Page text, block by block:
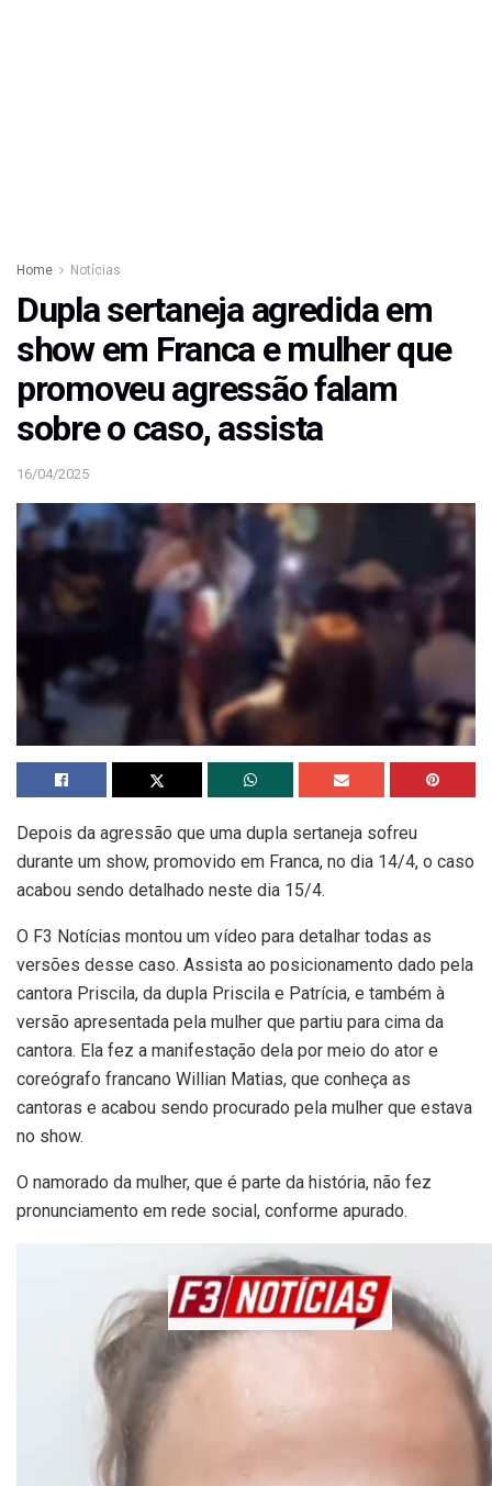
Home Notícias
Dupla sertaneja agredida em
show em Franca e mulher que
promoveu agressão falam
sobre o caso, assista
16/04/2025
Depois da agressão que uma dupla sertaneja sofreu
durante um show, promovido em Franca, no dia 14/4, o caso
acabou sendo detalhado neste dia 15/4.
O F3 Notícias montou um vídeo para detalhar todas as
versões desse caso. Assista ao posicionamento dado pela
cantora Priscila, da dupla Priscila e Patrícia, e também à
versão apresentada pela mulher que partiu para cima da
cantora. Ela fez a manifestação dela por meio do ator e
coreógrafo francano Willian Matias, que conheça as
cantoras e acabou sendo procurado pela mulher que estava
no show.
O namorado da mulher, que é parte da história, não fez
pronunciamento em rede social, conforme apurado.